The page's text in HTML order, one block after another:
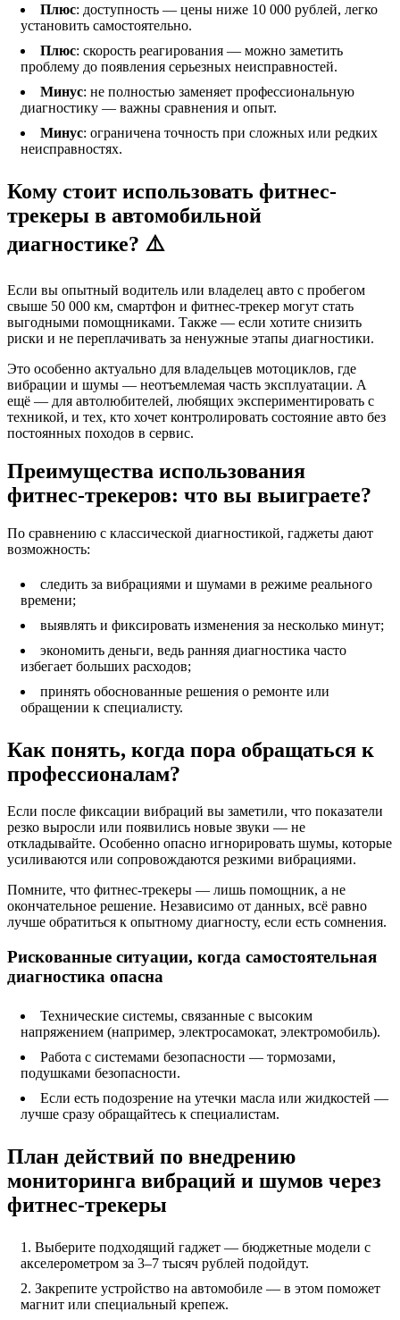
Плюс: доступность — цены ниже 10 000 рублей, легко
установить самостоятельно.
Плюс: скорость реагирования — можно заметить
проблему до появления серьезных неисправностей.
Минус: не полностью заменяет профессиональную
диагностику — важны сравнения и опыт.
Минус: ограничена точность при сложных или редких
неисправностях.
Кому стоит использовать фитнес-
трекеры в автомобильной
диагностике? ⚠️
Если вы опытный водитель или владелец авто с пробегом
свыше 50 000 км, смартфон и фитнес-трекер могут стать
выгодными помощниками. Также — если хотите снизить
риски и не переплачивать за ненужные этапы диагностики.
Это особенно актуально для владельцев мотоциклов, где
вибрации и шумы — неотъемлемая часть эксплуатации. А
ещё — для автолюбителей, любящих экспериментировать с
техникой, и тех, кто хочет контролировать состояние авто без
постоянных походов в сервис.
Преимущества использования
фитнес‑трекеров: что вы выиграете?
По сравнению с классической диагностикой, гаджеты дают
возможность:
следить за вибрациями и шумами в режиме реального
времени;
выявлять и фиксировать изменения за несколько минут;
экономить деньги, ведь ранняя диагностика часто
избегает больших расходов;
принять обоснованные решения о ремонте или
обращении к специалисту.
Как понять, когда пора обращаться к
профессионалам?
Если после фиксации вибраций вы заметили, что показатели
резко выросли или появились новые звуки — не
откладывайте. Особенно опасно игнорировать шумы, которые
усиливаются или сопровождаются резкими вибрациями.
Помните, что фитнес-трекеры — лишь помощник, а не
окончательное решение. Независимо от данных, всё равно
лучше обратиться к опытному диагносту, если есть сомнения.
Рискованные ситуации, когда самостоятельная
диагностика опасна
Технические системы, связанные с высоким
напряжением (например, электросамокат, электромобиль).
Работа с системами безопасности — тормозами,
подушками безопасности.
Если есть подозрение на утечки масла или жидкостей —
лучше сразу обращайтесь к специалистам.
План действий по внедрению
мониторинга вибраций и шумов через
фитнес-трекеры
Выберите подходящий гаджет — бюджетные модели с
акселерометром за 3–7 тысяч рублей подойдут.
Закрепите устройство на автомобиле — в этом поможет
магнит или специальный крепеж.